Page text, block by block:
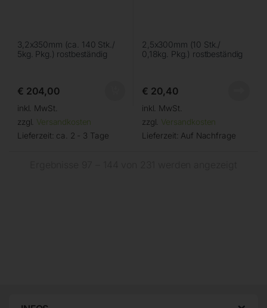
3,2x350mm (ca. 140 Stk./
5kg. Pkg.) rostbeständig
€ 204,00
inkl. MwSt.
zzgl. Versandkosten
Lieferzeit: ca. 2 - 3 Tage
2,5x300mm (10 Stk./
0,18kg. Pkg.) rostbeständig
€ 20,40
inkl. MwSt.
zzgl. Versandkosten
Lieferzeit: Auf Nachfrage